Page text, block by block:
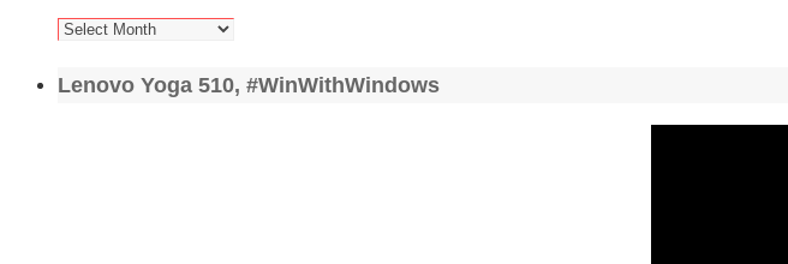
Arhiva
Lenovo Yoga 510, #WinWithWindows